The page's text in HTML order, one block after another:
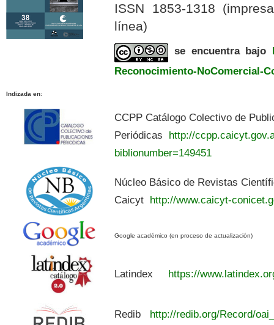
ISSN 1853-1318
línea)
se encuentra bajo
Reconocimiento-NoComercial-
Indizada en:
CCPP Catálogo Colectivo de
Periódicas http://
biblionumber=149451
Núcleo Básico de Revistas
Caicyt http://www.caicyt-
Google académico (en proceso de actualización)
Latindex https://
Redib
http://redib.org/Record/